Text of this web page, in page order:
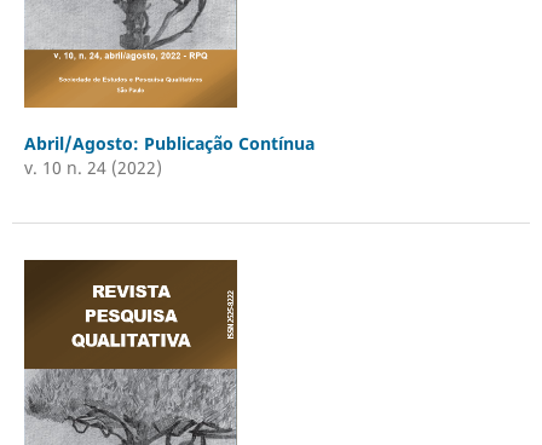
Abril/Agosto: Publicação Contínua
v. 10 n. 24 (2022)